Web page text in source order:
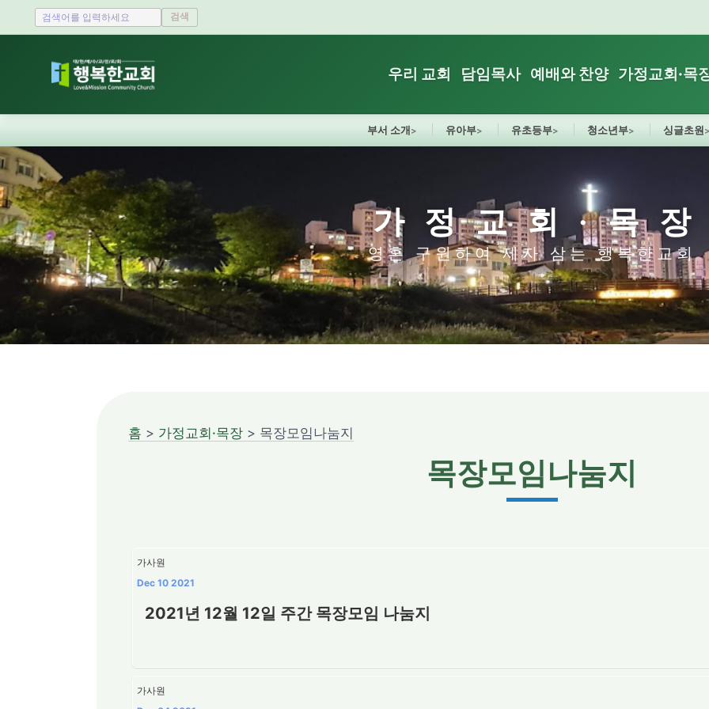
검색
우리 교회 담임목사 예배와 찬양 가정교회·목
부서 소개 유아부 유초등부 청소년부 싱글초원
가정교회·목장
영혼 구원하여 제자 삼는 행복한교회
홈 > 가정교회·목장 > 목장모임나눔지
목장모임나눔지
가사원
Dec 10 2021
2021년 12월 12일 주간 목장모임 나눔지
가사원
Sketchbook5, 스케치북5
Sketchbook5, 스케치북5